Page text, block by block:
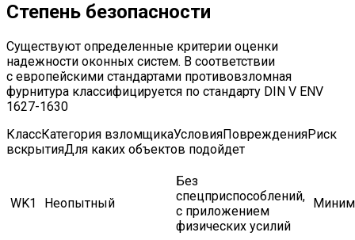
Степень безопасности
Существуют определенные критерии оценки
надежности оконных систем. В соответствии
с европейскими стандартами противовзломная
фурнитура классифицируется по стандарту DIN V ENV
1627-1630
КлассКатегория взломщикаУсловияПоврежденияРиск
вскрытияДля каких объектов подойдет
WK1 Неопытный
Без
спецприспособлений,
с приложением
физических усилий